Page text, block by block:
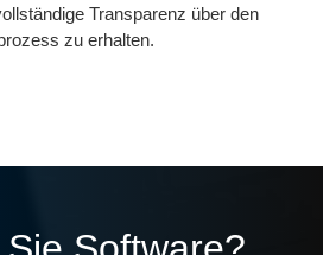
Transparenz über den
zu erhalten.